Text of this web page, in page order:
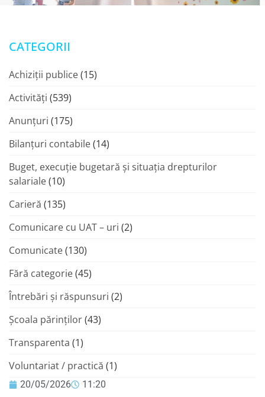
20/05/2026 11:20
CATEGORII
Achiziții publice(15)
Activități (539)
Anunțuri (175)
Bilanțuri contabile(14)
Buget, execuție bugetară și situația drepturilor
salariale(10)
Carieră (135)
Comunicare cu UAT – uri (2)
Comunicate(130)
Fără categorie(45)
Întrebări și răspunsuri (2)
Şcoala părinţilor(43)
Transparenta (1)
Voluntariat / practică (1)